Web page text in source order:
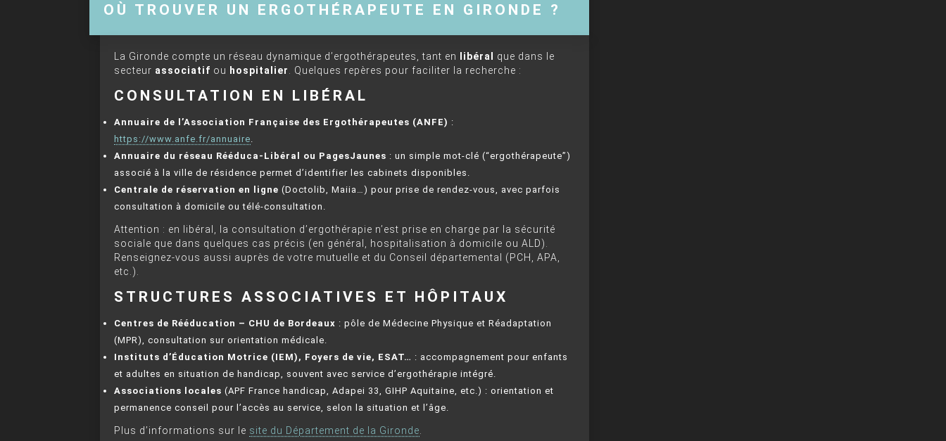
OÙ TROUVER UN ERGOTHÉRAPEUTE EN GIRONDE ?
La Gironde compte un réseau dynamique d’ergothérapeutes, tant en libéral
que dans le
secteur associatif ou hospitalier . Quelques repères pour faciliter la recherche :
CONSULTATION EN LIBÉRAL
Annuaire de l’Association Française des Ergothérapeutes (ANFE) :
https://www.anfe.fr/annuaire
Annuaire du réseau Rééduca-Libéral ou PagesJaunes : un simple mot-clé (“ergothérapeute”)
associé à la ville de résidence permet d’identifier les cabinets disponibles.
Centrale de réservation en ligne (Doctolib, Maiia…) pour prise de rendez-vous, avec parfois
consultation à domicile ou télé-consultation.
Attention : en libéral, la consultation d’ergothérapie n’est prise en charge par la sécurité
sociale que dans quelques cas précis (en général, hospitalisation à domicile ou ALD).
Renseignez-vous aussi auprès de votre mutuelle et du Conseil départemental (PCH, APA,
etc.).
STRUCTURES ASSOCIATIVES ET HÔPITAUX
Centres de Rééducation – CHU de Bordeaux : pôle de Médecine Physique et Réadaptation
(MPR), consultation sur orientation médicale.
Instituts d’Éducation Motrice (IEM), Foyers de vie, ESAT… : accompagnement pour enfants
et adultes en situation de handicap, souvent avec service d’ergothérapie intégré.
Associations locales (APF France handicap, Adapei 33, GIHP Aquitaine, etc.) : orientation et
permanence conseil pour l’accès au service, selon la situation et l’âge.
Plus d’informations sur le site du Département de la Gironde